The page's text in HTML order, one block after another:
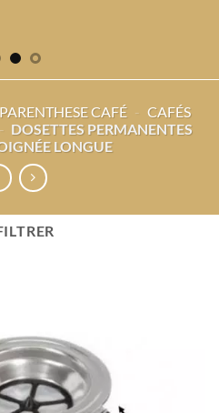
CAFÉ - CAFÉS
- DOSETTES PERMANENTES
LONGUE